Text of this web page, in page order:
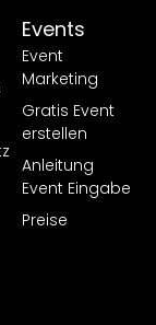
Events
Event
Marketing
Gratis Event
erstellen
Anleitung
Event Eingabe
Preise